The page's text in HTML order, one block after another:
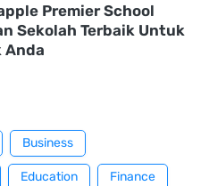
Premier School
Sekolah Terbaik Untuk
Anda
Business
Education Finance